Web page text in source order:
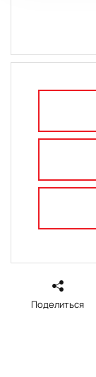
Поделиться